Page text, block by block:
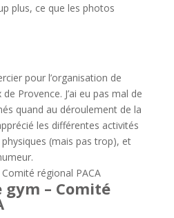
plus, ce que les photos
pour l’organisation de
Provence. J’ai eu pas mal de
quand au déroulement de la
les différentes activités
(mais pas trop), et
gym – Comité